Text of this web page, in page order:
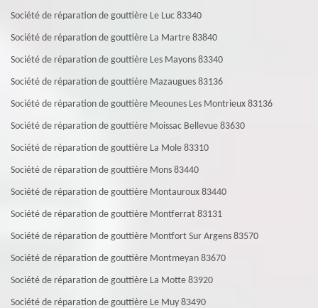
Société de réparation de gouttière Le Luc 83340
Société de réparation de gouttière La Martre 83840
Société de réparation de gouttière Les Mayons 83340
Société de réparation de gouttière Mazaugues 83136
Société de réparation de gouttière Meounes Les Montrieux 83136
Société de réparation de gouttière Moissac Bellevue 83630
Société de réparation de gouttière La Mole 83310
Société de réparation de gouttière Mons 83440
Société de réparation de gouttière Montauroux 83440
Société de réparation de gouttière Montferrat 83131
Société de réparation de gouttière Montfort Sur Argens 83570
Société de réparation de gouttière Montmeyan 83670
Société de réparation de gouttière La Motte 83920
Société de réparation de gouttière Le Muy 83490